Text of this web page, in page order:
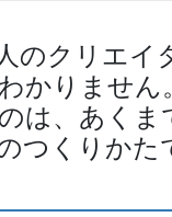
のクリエイ
かりません
は、あく
つくりかた